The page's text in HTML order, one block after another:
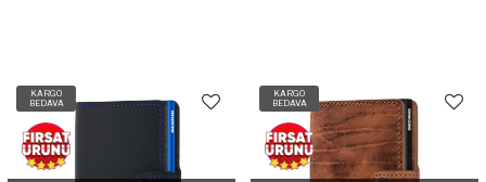
KARGO
BEDAVA
KARGO
BEDAVA